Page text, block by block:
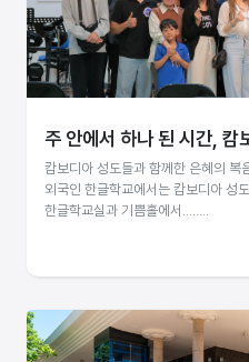
주 안에서 하나 된 시간, 캄
캄보디아 성도들과 함께한 은혜의 복
외국인 한글학교에서는 캄보디아 성
한글학교실과 기쁨홀에서........